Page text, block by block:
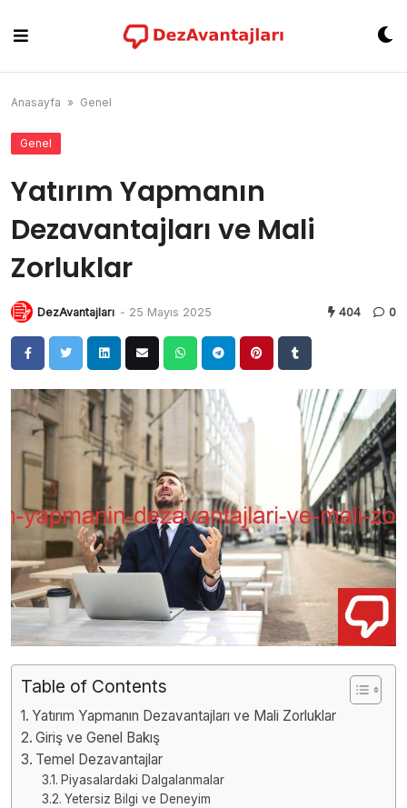
content
Anasayfa » Genel
Genel
Yatırım Yapmanın
Dezavantajları ve Mali
Zorluklar
DezAvantajları - 25 Mayıs 2025 404 0
Table of Contents
Yatırım Yapmanın Dezavantajları ve Mali Zorluklar
Giriş ve Genel Bakış
Temel Dezavantajlar
Piyasalardaki Dalgalanmalar
Yetersiz Bilgi ve Deneyim